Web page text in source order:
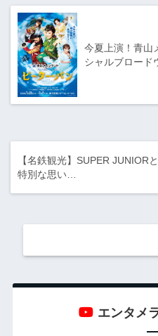
今夏上演！青山
シャルブロード
【名鉄観光】SUPER JUNIOR
特別な思い…
エンタメ